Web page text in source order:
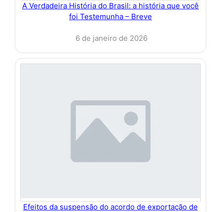
A Verdadeira História do Brasil: a história que você
foi Testemunha – Breve
6 de janeiro de 2026
Efeitos da suspensão do acordo de exportação de